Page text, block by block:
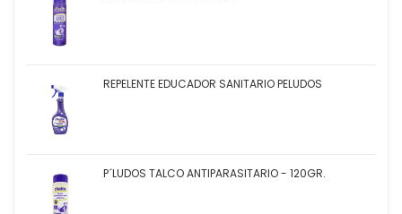
REPELENTE EDUCADOR SANITARIO PELUDOS
P´LUDOS TALCO ANTIPARASITARIO - 120GR.